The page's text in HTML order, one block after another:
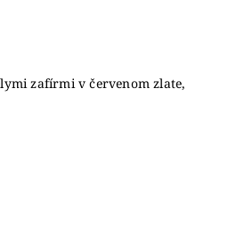
zafírmi v červenom zlate,